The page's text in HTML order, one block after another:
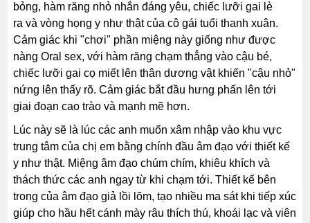
bỏng, hàm răng nhỏ nhắn đáng yêu, chiếc lưỡi gai lè
ra và vòng họng y như thật của cô gái tuổi thanh xuân.
Cảm giác khi "chơi" phần miệng này giống như được
nàng Oral sex, với hàm răng chạm thẳng vào cậu bé,
chiếc lưỡi gai cọ miết lên thân dương vật khiến "cậu nhỏ"
nứng lên thấy rõ. Cảm giác bắt đầu hưng phấn lên tới
giai đoạn cao trào và mạnh mẽ hơn.
Lúc này sẽ là lúc các anh muốn xâm nhập vào khu vực
trung tâm của chị em bằng chính đầu âm đạo với thiết kế
y như thật. Miệng âm đạo chúm chím, khiêu khích và
thách thức các anh ngay từ khi chạm tới. Thiết kế bên
trong của âm đạo giả lồi lõm, tạo nhiều ma sát khi tiếp xúc
giúp cho hầu hết cánh mày râu thích thú, khoái lạc và viên